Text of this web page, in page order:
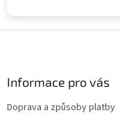
Informace pro vás
Doprava a způsoby platby